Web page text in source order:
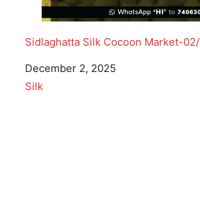
Sidlaghatta Silk Cocoon Market-
Date
December 2, 2025
In relation to
Silk